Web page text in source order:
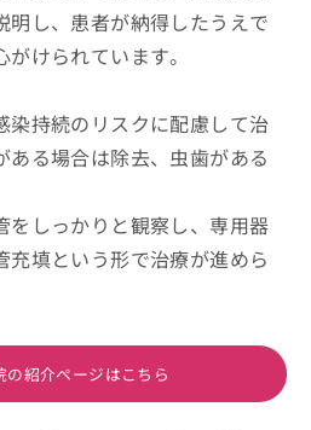
明し、患者が納得したうえで
けられています。
染持続のリスクに配慮して治
る場合は除去、虫歯がある
をしっかりと観察し、専用器
充填という形で治療が進めら
の紹介ページはこちら